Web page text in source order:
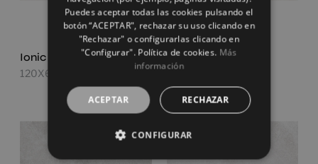
Ionic White
120X60
Lune Beige
120X60
Puedes aceptar todas las cookies pulsando el
botón “ACEPTAR", rechazar su uso clicando en
"Rechazar" o configurarlas clicando en
"Configurar". Política de cookies. Más
información
ACEPTAR RECHAZAR
CONFIGURAR